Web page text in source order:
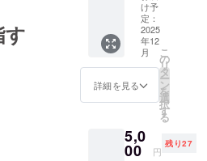
す
香川県で拠
点を張り、
西日本統一
を企む。
織田信長が
果たせな
統一が 2018
運営陣
であり
作家で
もある
香川県
在住の
岡田 承
子がデ
むぐ」
缶バッ
け予
定：
2025
年12
月
詳細を見る
こ
の
リ
タ
ー
ン
を
選
択
す
る
5,0
00 円
残り27